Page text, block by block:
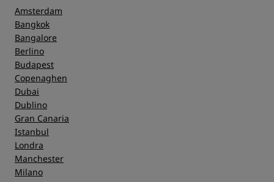
Amsterdam
Bangkok
Bangalore
Berlino
Budapest
Copenaghen
Dubai
Dublino
Gran Canaria
Istanbul
Londra
Manchester
Milano